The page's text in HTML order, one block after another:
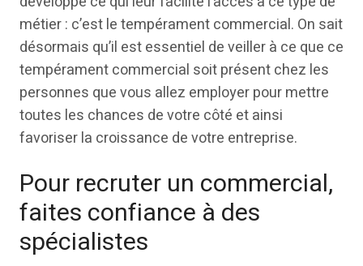
métier : c’est le tempérament commercial. On sait
désormais qu’il est essentiel de veiller à ce que ce
tempérament commercial soit présent chez les
personnes que vous allez employer pour mettre
toutes les chances de votre côté et ainsi
favoriser la croissance de votre entreprise.
Pour recruter un commercial,
faites confiance à des
spécialistes